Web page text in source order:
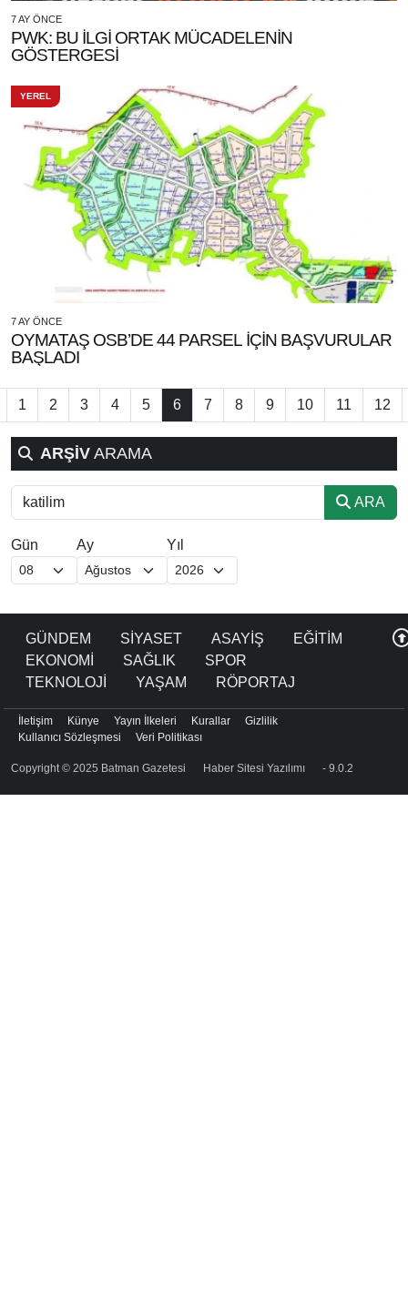
7 AY ÖNCE
PWK: BU İLGİ ORTAK MÜCADELENİN
GÖSTERGESİ
YEREL
7 AY ÖNCE
OYMATAŞ OSB’DE 44 PARSEL İÇİN BAŞVURULAR
BAŞLADI
1 2 3 4 5 6 7 8 9 10 11 12
ARŞİV ARAMA
ARA
Gün Ay Yıl
GÜNDEM SİYASET ASAYİŞ
EĞİTİM
EKONOMİ
SAĞLIK
SPOR
TEKNOLOJİ
YAŞAM RÖPORTAJ
Copyright © 2025 Batman Gazetesi Haber Sitesi Yazılımı - 9.0.2
İletişim Künye Yayın İlkeleri Kurallar
Gizlilik
Kullanıcı Sözleşmesi
Veri Politikası